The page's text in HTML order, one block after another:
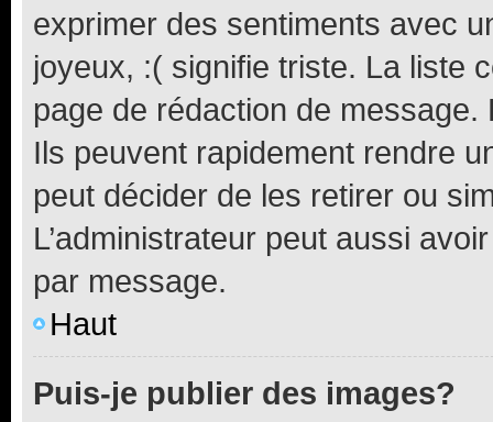
exprimer des sentiments avec
joyeux, :( signifie triste. La liste
page de rédaction de
Ils peuvent rapidement rendre
peut décider de les retirer ou
L’administrateur peut aussi
par message.
Haut
Puis-je publier des images?